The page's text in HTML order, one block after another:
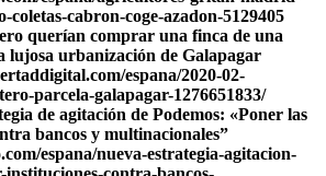
coletas-cabron-coge-azadon-5129405
querían comprar una finca de una
lujosa urbanización de Galapagar
espana/2020-02-
parcela-galapagar-1276651833/
de agitación de Podemos: «Poner las
bancos y multinacionales”
espana/nueva-estrategia-agitacion-